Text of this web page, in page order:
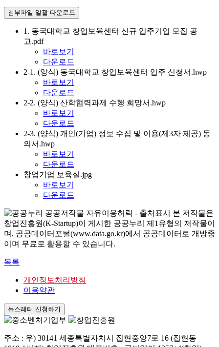
첨부파일 일괄 다운로드
1. 동국대학교 창업보육센터 신규 입주기업 모집 공
고.pdf
바로보기
다운로드
2-1. (양식) 동국대학교 창업보육센터 입주 신청서.hwp
바로보기
다운로드
2-2. (양식) 산학협력과제 수행 희망서.hwp
바로보기
다운로드
2-3. (양식) 개인(기업) 정보 수집 및 이용(제3자 제공) 동
의서.hwp
바로보기
다운로드
창업기업 보육실.jpg
바로보기
다운로드
본 저작물은
창업진흥원(K-Startup)이 게시한 공공누리 제1유형의 저작물이
며, 공공데이터포털(www.data.go.kr)에서 공공데이터로 개방중
이며 무료로 활용할 수 있습니다.
목록
개인정보처리방침
이용약관
뉴스레터 신청하기
주소 : 우) 30141 세종특별자치시 집현중앙7로 16 (집현동